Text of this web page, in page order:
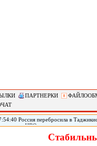
ПАРТНЕРКИ
Россия перебросила в
ЦВО на
военного округа